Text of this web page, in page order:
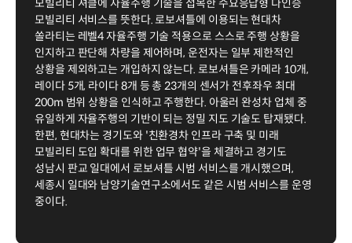
모빌리티 셔클에 자율주행 기술을 접목한 수요응답형 다인승
모빌리티 서비스를 뜻한다. 로보셔틀에 이용되는 현대차
쏠라티는 레벨4 자율주행 기술 적용으로 스스로 주행 상황을
인지하고 판단해 차량을 제어하며, 운전자는 일부 제한적인
상황을 제외하고는 개입하지 않는다. 로보셔틀은 카메라 10개,
레이다 5개, 라이다 8개 등 총 23개의 센서가 전후좌우 최대
200m 범위 상황을 인식하고 주행한다. 아울러 완성차 업체 중
유일하게 자율주행의 기반이 되는 정밀 지도 기술도 탑재됐다.
한편, 현대차는 경기도와 '친환경차 인프라 구축 및 미래
모빌리티 도입 확대를 위한 업무 협약'을 체결하고 경기도
성남시 판교 일대에서 로보셔틀 시범 서비스를 개시했으며,
세종시 일대와 남양기술연구소에서도 같은 시범 서비스를 운영
중이다.